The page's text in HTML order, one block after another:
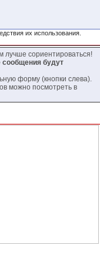
их использования.
лучше сориентироваться!
сообщения будут
форму (кнопки слева).
можно посмотреть в